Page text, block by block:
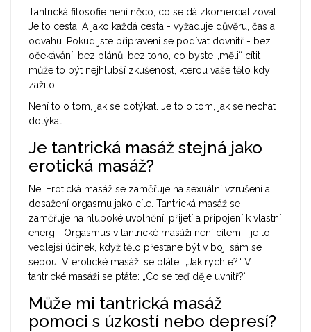
Tantrická filosofie není něco, co se dá zkomercializovat.
Je to cesta. A jako každá cesta - vyžaduje důvěru, čas a
odvahu. Pokud jste připraveni se podívat dovnitř - bez
očekávání, bez plánů, bez toho, co byste „měli“ cítit -
může to být nejhlubší zkušenost, kterou vaše tělo kdy
zažilo.
Není to o tom, jak se dotýkat. Je to o tom, jak se nechat
dotýkat.
Je tantrická masáž stejná jako
erotická masáž?
Ne. Erotická masáž se zaměřuje na sexuální vzrušení a
dosažení orgasmu jako cíle. Tantrická masáž se
zaměřuje na hluboké uvolnění, přijetí a připojení k vlastní
energii. Orgasmus v tantrické masáži není cílem - je to
vedlejší účinek, když tělo přestane být v boji sám se
sebou. V erotické masáži se ptáte: „Jak rychle?“ V
tantrické masáži se ptáte: „Co se teď děje uvnitř?“
Může mi tantrická masáž
pomoci s úzkostí nebo depresí?